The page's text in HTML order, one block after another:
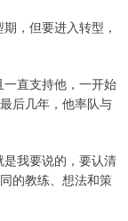
，但要进入转型，
直支持他，一开始
后几年，他率队与
我要说的，要认清
的教练、想法和策